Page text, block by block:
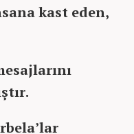
kast eden,